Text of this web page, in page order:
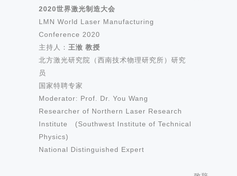
2020世界激光制造大会
LMN World Laser Manufacturing
Conference 2020
主持人： 王浟 教授
北方激光研究院（西南技术物理研究所）研究
员
国家特聘专家
Moderator: Prof. Dr. You Wang
Researcher of Northern Laser Research
Institute (Southwest Institute of Technical
Physics)
National Distinguished Expert